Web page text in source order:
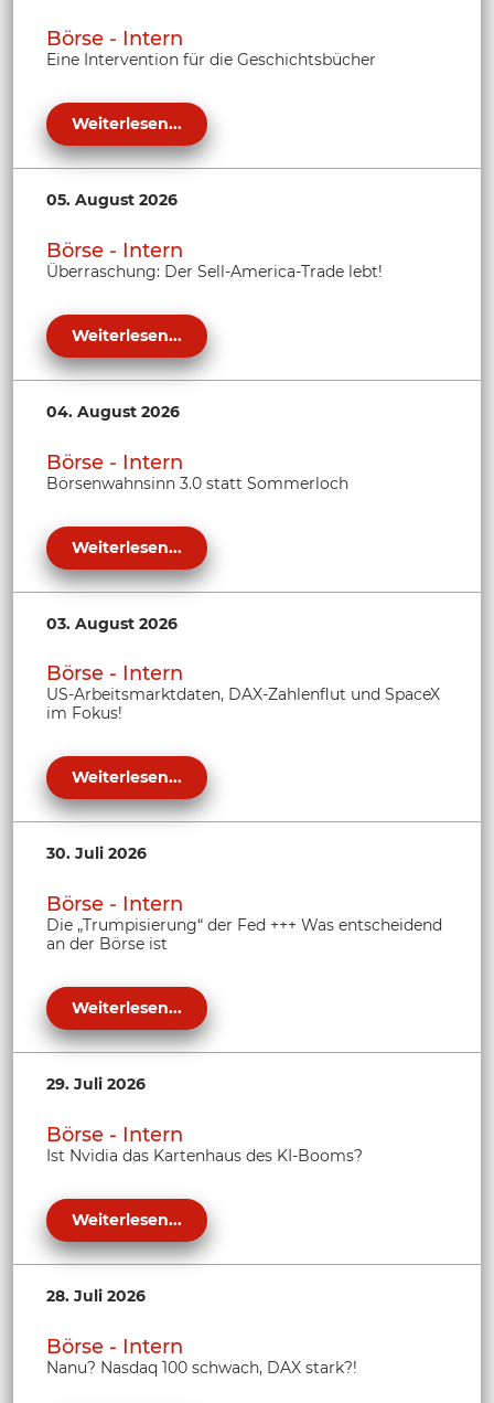
Börse - Intern
Eine Intervention für die Geschichtsbücher
Weiterlesen...
05. August 2026
Börse - Intern
Überraschung: Der Sell-America-Trade lebt!
Weiterlesen...
04. August 2026
Börse - Intern
Börsenwahnsinn 3.0 statt Sommerloch
Weiterlesen...
03. August 2026
Börse - Intern
US-Arbeitsmarktdaten, DAX-Zahlenflut und SpaceX
im Fokus!
Weiterlesen...
30. Juli 2026
Börse - Intern
Die „Trumpisierung“ der Fed +++ Was entscheidend
an der Börse ist
Weiterlesen...
29. Juli 2026
Börse - Intern
Ist Nvidia das Kartenhaus des KI-Booms?
Weiterlesen...
28. Juli 2026
Börse - Intern
Nanu? Nasdaq 100 schwach, DAX stark?!